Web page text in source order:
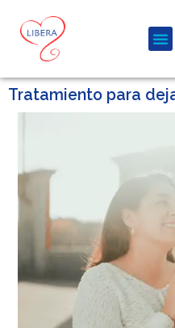
Tratamiento para